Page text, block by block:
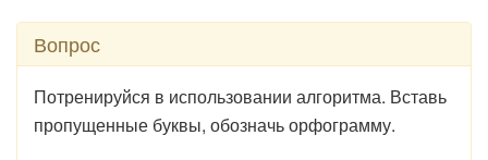
Вопрос
Потренируйся в использовании алгоритма. Вставь
пропущенные буквы, обозначь орфограмму.